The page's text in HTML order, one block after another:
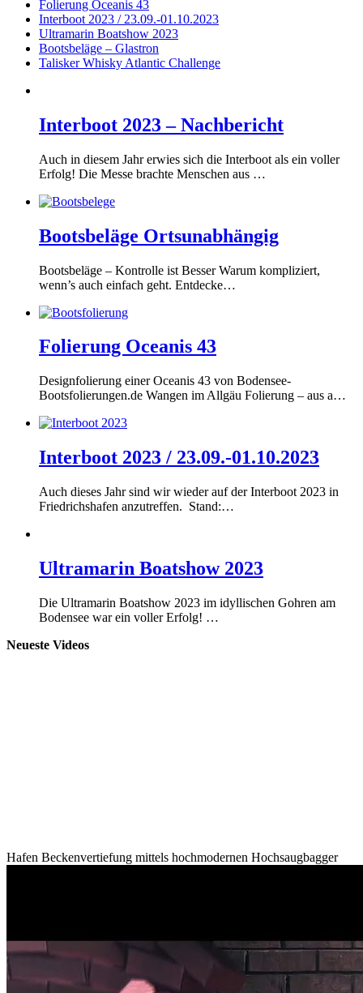
Folierung Oceanis 43
Interboot 2023 / 23.09.-01.10.2023
Ultramarin Boatshow 2023
Bootsbeläge – Glastron
Talisker Whisky Atlantic Challenge
Interboot 2023 – Nachbericht
Auch in diesem Jahr erwies sich die Interboot als ein voller
Erfolg! Die Messe brachte Menschen aus …
Bootsbeläge Ortsunabhängig
Bootsbeläge – Kontrolle ist Besser Warum kompliziert,
wenn’s auch einfach geht. Entdecke…
Folierung Oceanis 43
Designfolierung einer Oceanis 43 von Bodensee-
Bootsfolierungen.de Wangen im Allgäu Folierung – aus a…
Interboot 2023 / 23.09.-01.10.2023
Auch dieses Jahr sind wir wieder auf der Interboot 2023 in
Friedrichshafen anzutreffen. Stand:…
Ultramarin Boatshow 2023
Die Ultramarin Boatshow 2023 im idyllischen Gohren am
Bodensee war ein voller Erfolg! …
Neueste Videos
Hafen Beckenvertiefung mittels hochmodernen Hochsaugbagger